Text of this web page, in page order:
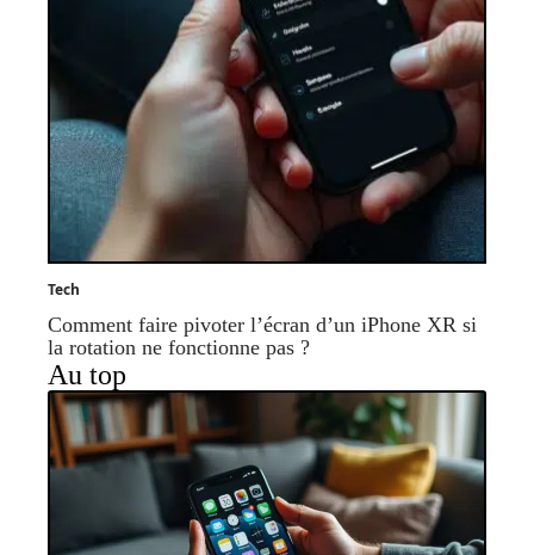
Tech
Comment faire pivoter l’écran d’un iPhone XR si
la rotation ne fonctionne pas ?
Au top